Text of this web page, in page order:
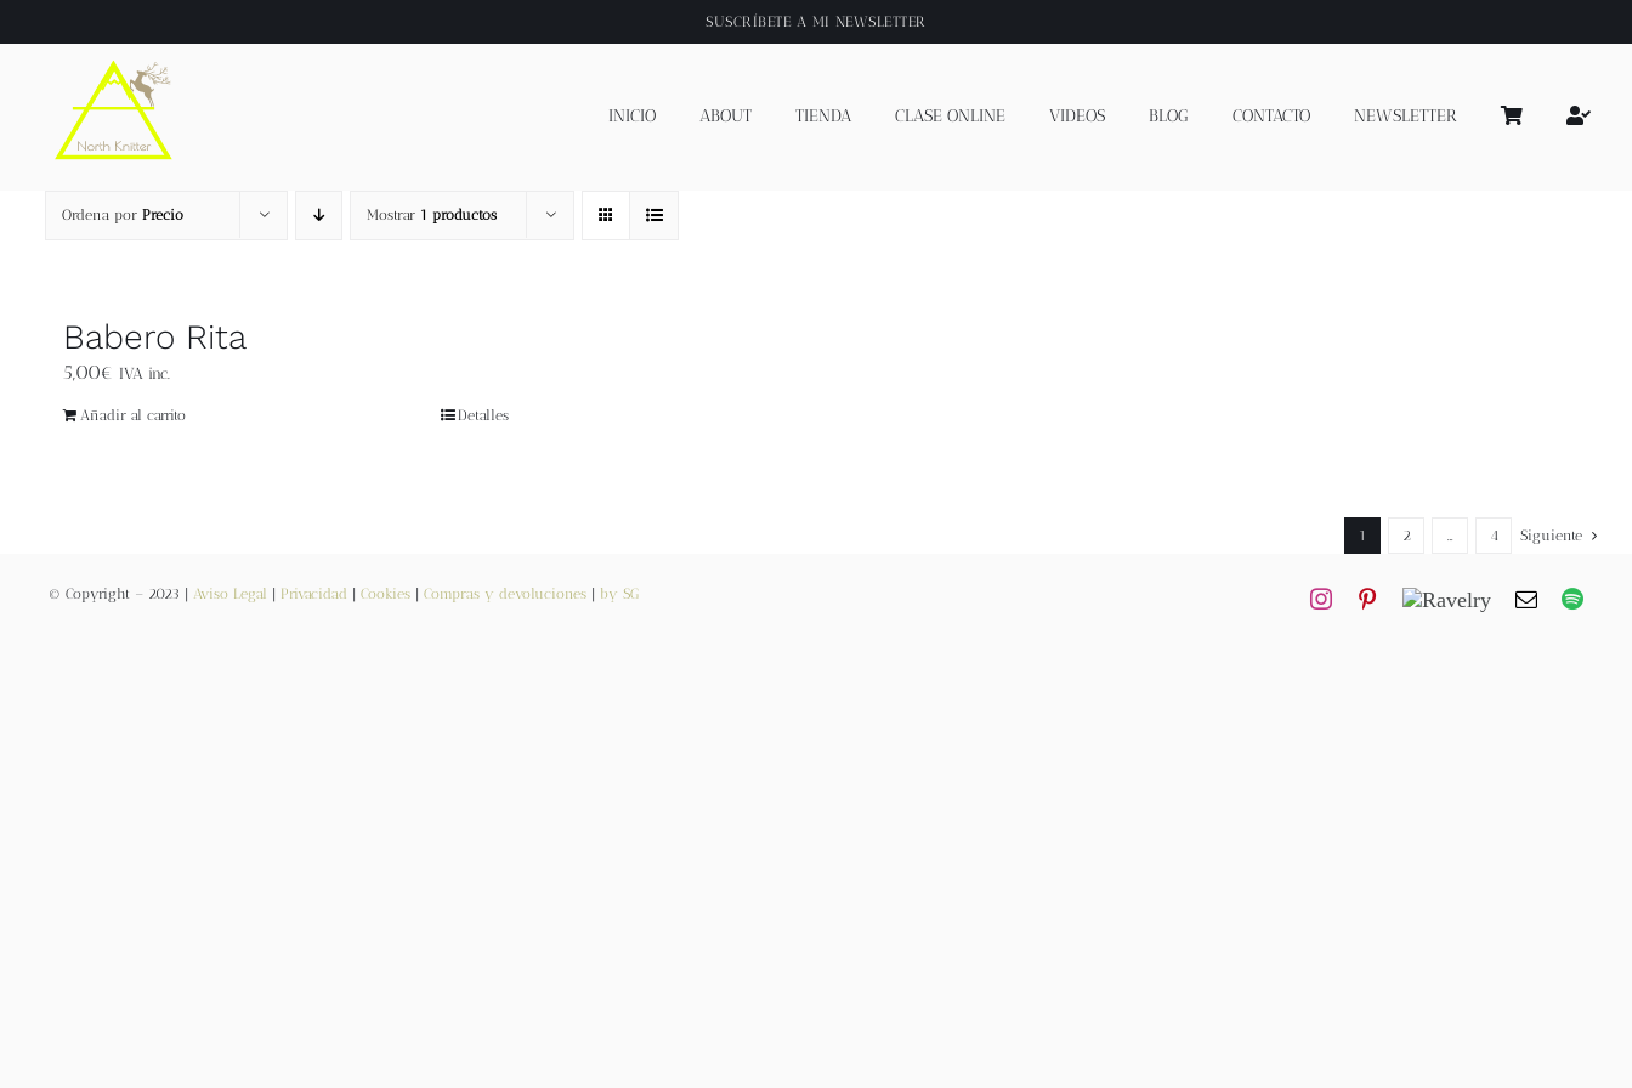
al
SUSCRÍBETE A MI NEWSLETTER
INICIO ABOUT TIENDA CLASE ONLINE VIDEOS BLOG CONTACTO NEWSLETTER
Ordena por Precio Mostrar 1 productos
Babero Rita
5,00€ IVA inc.
Añadir al carrito Detalles
1 2 … 4 Siguiente
© Copyright – 2023 | Aviso Legal Privacidad Cookies| Compras y devoluciones| by SG